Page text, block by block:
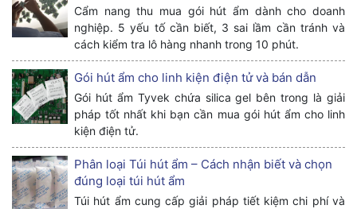
Cẩm nang thu mua gói hút ẩm dành cho doanh
nghiệp. 5 yếu tố cần biết, 3 sai lầm cần tránh và
cách kiểm tra lô hàng nhanh trong 10 phút.
Gói hút ẩm cho linh kiện điện tử và bán dẫn
Gói hút ẩm Tyvek chứa silica gel bên trong là giải
pháp tốt nhất khi bạn cần mua gói hút ẩm cho linh
kiện điện tử.
Phân loại Túi hút ẩm – Cách nhận biết và chọn
đúng loại túi hút ẩm
Túi hút ẩm cung cấp giải pháp tiết kiệm chi phí và